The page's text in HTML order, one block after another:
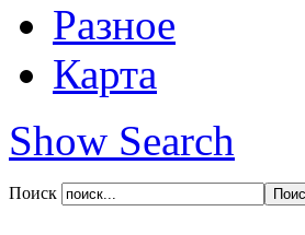
Разное
Карта
Show Search
Поиск